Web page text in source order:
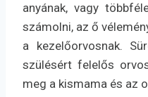
anyának, vagy
számolni, az ő
a kezelőorvosnak.
szülésért felelős
meg a kismama és az